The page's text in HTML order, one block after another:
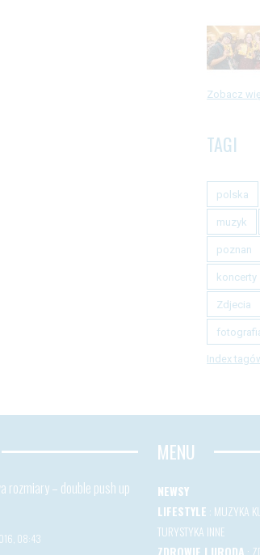
Zobacz
TAGI
polska
muzyk
poznan
koncerty
Zdjecia
Index
rozmiary – double push up
08:43
MENU
NEWSY
LIFESTYLE : MUZYKA
TURYSTYKA INNE
ZDROWIE I URODA :